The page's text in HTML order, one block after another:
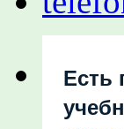
Есть